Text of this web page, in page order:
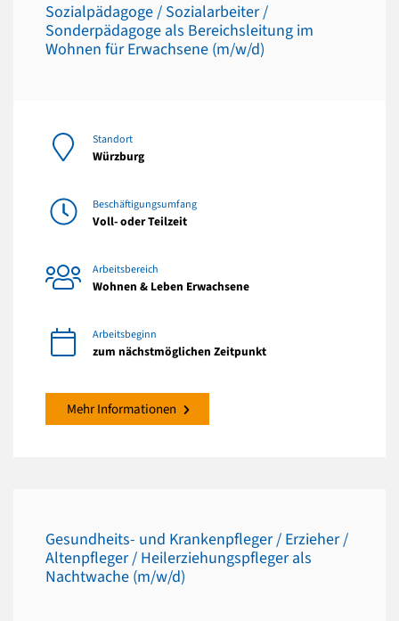
Sozialpädagoge / Sozialarbeiter /
Sonderpädagoge als Bereichsleitung im
Wohnen für Erwachsene (m/w/d)
Standort
Würzburg
Beschäftigungsumfang
Voll- oder Teilzeit
Arbeitsbereich
Wohnen & Leben Erwachsene
Arbeitsbeginn
zum nächstmöglichen Zeitpunkt
Mehr Informationen
Gesundheits- und Krankenpfleger / Erzieher /
Altenpfleger / Heilerziehungspfleger als
Nachtwache (m/w/d)